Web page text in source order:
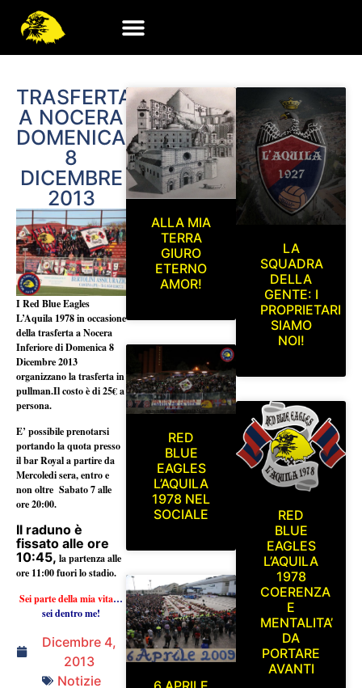
TRASFERTA
A NOCERA
DOMENICA
8
DICEMBRE
2013
I Red Blue Eagles
L’Aquila 1978 in occasione
della trasferta a Nocera
Inferiore di Domenica 8
Dicembre 2013
organizzano la trasferta in
pullman.Il costo è di 25€ a
persona.
E’ possibile prenotarsi
portando la quota presso
il bar Royal a partire da
Mercoledi sera, entro e
non oltre Sabato 7 alle
ore 20:00.
Il raduno è
fissato alle ore
10:45, la partenza alle
ore 11:00 fuori lo stadio.
Sei parte della mia vita…
sei dentro me!
Dicembre 4,
2013
Notizie
ALLA MIA
TERRA
GIURO
ETERNO
AMOR!
RED
BLUE
EAGLES
L’AQUILA
1978 NEL
SOCIALE
LA
SQUADRA
DELLA
GENTE: I
PROPRIETARI
SIAMO
NOI!
RED
BLUE
EAGLES
L’AQUILA
1978
COERENZA
E
MENTALITA’
DA
PORTARE
AVANTI